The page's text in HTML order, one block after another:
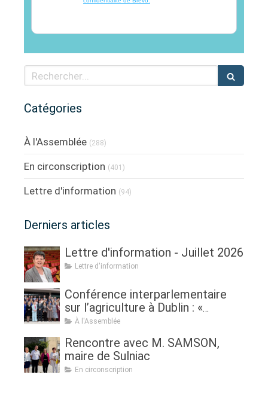
Rechercher
Catégories
À l'Assemblée (288)
En circonscription (401)
Lettre d'information (94)
Derniers articles
Lettre d'information - Juillet 2026
Lettre d'information
Conférence interparlementaire
sur l’agriculture à Dublin : «
Assurer l'avenir de l'agriculture, de
Renouveau générationnel,
femmes dans l'agriculture et
sécurité alimentaire »
À l'Assemblée
Rencontre avec M. SAMSON,
maire de Sulniac
En circonscription